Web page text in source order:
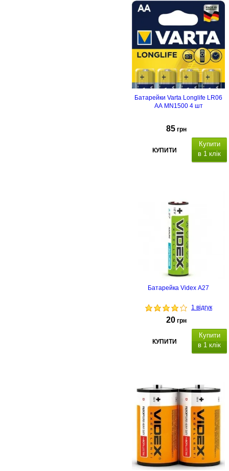
Батарейки Varta Longlife LR06
AA MN1500 4 шт
85 грн
КУПИТИ
Купити
в 1 клік
Батарейка Videx A27
1 відгук
20 грн
КУПИТИ
Купити
в 1 клік